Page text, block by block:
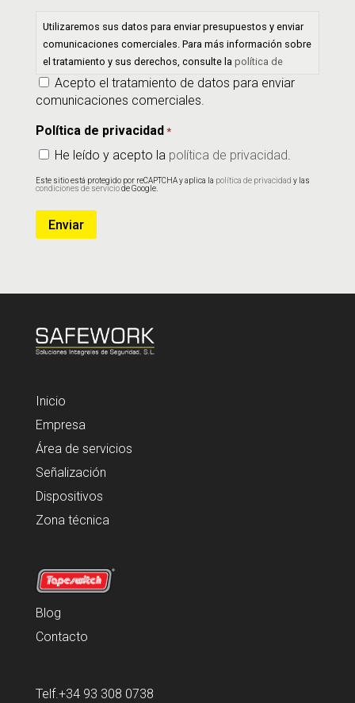
Utilizaremos sus datos para enviar presupuestos y enviar
comunicaciones comerciales. Para más información sobre
el tratamiento y sus derechos, consulte la política de
privacidad.
Acepto el tratamiento de datos para enviar
comunicaciones comerciales.
Política de privacidad *
He leído y acepto la política de privacidad.
Este sitio está protegido por reCAPTCHA y aplica la política de privacidad y las
condiciones de serviciode Google.
Enviar
Inicio
Empresa
Área de servicios
Señalización
Dispositivos
Zona técnica
Blog
Contacto
Telf.+34 93 308 0738